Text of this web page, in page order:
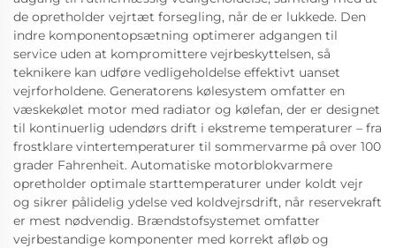
de opretholder vejrtæt forsegling, når de er lukkede. Den
indre komponentopsætning optimerer adgangen til
service uden at kompromittere vejrbeskyttelsen, så
teknikere kan udføre vedligeholdelse effektivt uanset
vejrforholdene. Generatorens kølesystem omfatter en
væskekølet motor med radiator og kølefan, der er designet
til kontinuerlig udendørs drift i ekstreme temperaturer – fra
frostklare vintertemperaturer til sommervarme på over 100
grader Fahrenheit. Automatiske motorblokvarmere
opretholder optimale starttemperaturer under koldt vejr
og sikrer pålidelig ydelse ved koldvejrsdrift, når reservekraft
er mest nødvendig. Brændstofsystemet omfatter
vejrbestandige komponenter med korrekt afløb og